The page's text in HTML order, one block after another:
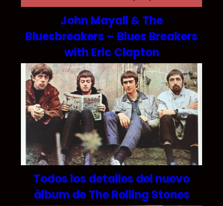
John Mayall & The
Bluesbreakers – Blues Breakers
with Eric Clapton
Todos los detalles del nuevo
álbum de The Rolling Stones